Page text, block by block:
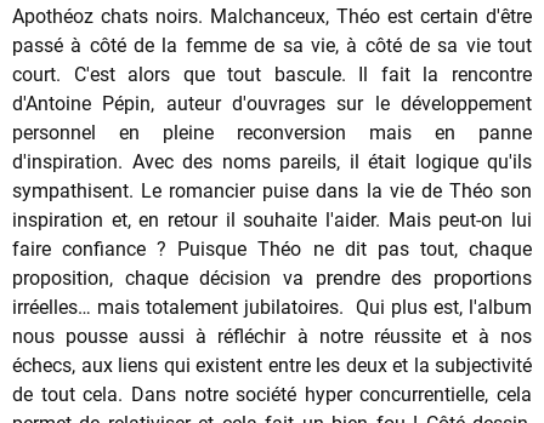
Apothéoz chats noirs. Malchanceux, Théo est certain d'être
passé à côté de la femme de sa vie, à côté de sa vie tout
court. C'est alors que tout bascule. Il fait la rencontre
d'Antoine Pépin, auteur d'ouvrages sur le développement
personnel en pleine reconversion mais en panne
d'inspiration. Avec des noms pareils, il était logique qu'ils
sympathisent. Le romancier puise dans la vie de Théo son
inspiration et, en retour il souhaite l'aider. Mais peut-on lui
faire confiance ? Puisque Théo ne dit pas tout, chaque
proposition, chaque décision va prendre des proportions
irréelles… mais totalement jubilatoires. Qui plus est, l'album
nous pousse aussi à réfléchir à notre réussite et à nos
échecs, aux liens qui existent entre les deux et la subjectivité
de tout cela. Dans notre société hyper concurrentielle, cela